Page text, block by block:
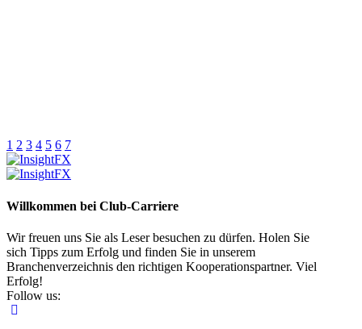
1 2 3 4 5 6 7
Willkommen bei Club-Carriere
Wir freuen uns Sie als Leser besuchen zu dürfen. Holen Sie
sich Tipps zum Erfolg und finden Sie in unserem
Branchenverzeichnis den richtigen Kooperationspartner. Viel
Erfolg!
Follow us: